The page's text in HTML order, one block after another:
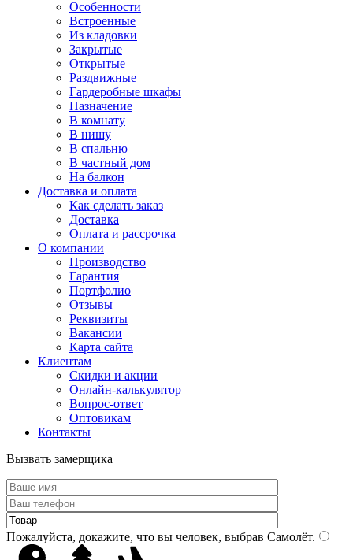
Особенности
Встроенные
Из кладовки
Закрытые
Открытые
Раздвижные
Гардеробные шкафы
Назначение
В комнату
В нишу
В спальню
В частный дом
На балкон
Доставка и оплата
Как сделать заказ
Доставка
Оплата и рассрочка
О компании
Производство
Гарантия
Портфолио
Отзывы
Реквизиты
Вакансии
Карта сайта
Клиентам
Скидки и акции
Онлайн-калькулятор
Вопрос-ответ
Оптовикам
Контакты
Вызвать замерщика
Пожалуйста, докажите, что вы человек, выбрав Самолёт.